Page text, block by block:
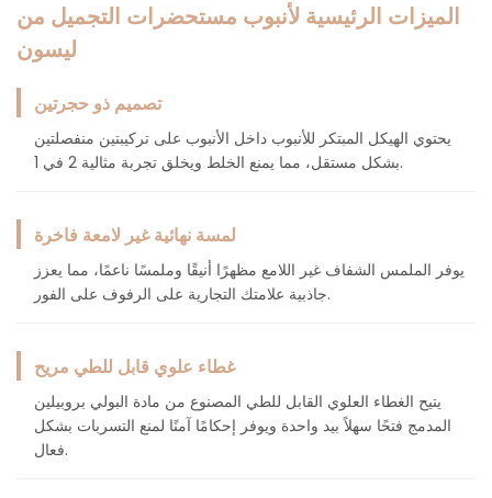
الميزات الرئيسية لأنبوب مستحضرات التجميل من
ليسون
تصميم ذو حجرتين
يحتوي الهيكل المبتكر للأنبوب داخل الأنبوب على تركيبتين منفصلتين
بشكل مستقل، مما يمنع الخلط ويخلق تجربة مثالية 2 في 1.
لمسة نهائية غير لامعة فاخرة
يوفر الملمس الشفاف غير اللامع مظهرًا أنيقًا وملمسًا ناعمًا، مما يعزز
جاذبية علامتك التجارية على الرفوف على الفور.
غطاء علوي قابل للطي مريح
يتيح الغطاء العلوي القابل للطي المصنوع من مادة البولي بروبيلين
المدمج فتحًا سهلاً بيد واحدة ويوفر إحكامًا آمنًا لمنع التسربات بشكل
فعال.